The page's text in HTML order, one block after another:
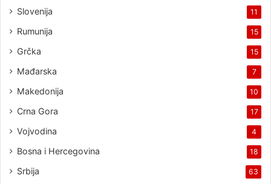
Slovenija 11
Rumunija 15
Grčka 15
Mađarska 7
Makedonija 10
Crna Gora 17
Vojvodina 4
Bosna i Hercegovina 18
Srbija 63